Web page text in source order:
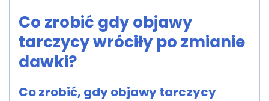
Co zrobić gdy objawy
tarczycy wróciły po zmianie
dawki?
Co zrobić, gdy objawy tarczycy